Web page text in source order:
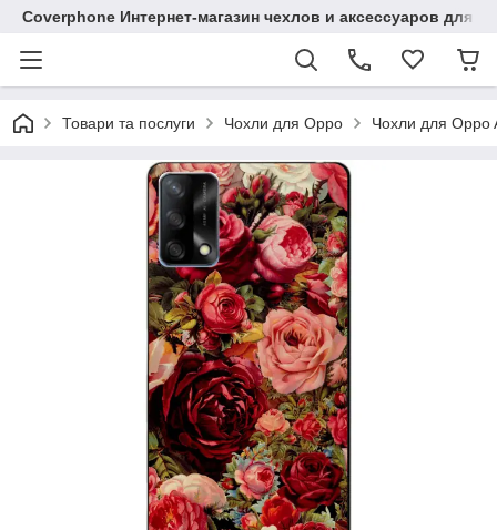
Coverphone Интернет-магазин чехлов и аксессуаров для
Товари та послуги Чохли для Oppo Чохли для Oppo